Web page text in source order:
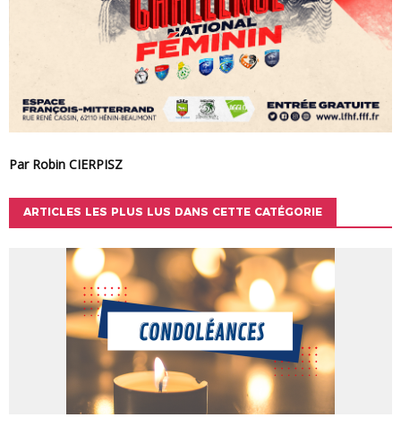
Par Robin CIERPISZ
ARTICLES LES PLUS LUS DANS CETTE CATÉGORIE